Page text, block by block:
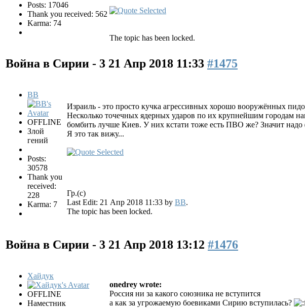
Posts: 17046
Thank you received: 562
Karma: 74
The topic has been locked.
Война в Сирии - 3 21 Апр 2018 11:33 #1475
BB
OFFLINE
Злой
гений
Posts:
30578
Thank you
received:
228
Karma: 7
Израиль - это просто кучка агрессивных хорошо вооружённых
Несколько точечных ядерных ударов по их крупнейшим городам
бомбить лучше Киев. У них кстати тоже есть ПВО же? Значит надо
Я это так вижу...
Гр.(с)
Last Edit: 21 Апр 2018 11:33 by BB.
The topic has been locked.
Война в Сирии - 3 21 Апр 2018 13:12 #1476
Хайдук
OFFLINE
Наместник
onedrey wrote:
Россия ни за какого союзника не вступится
а как за угрожаемую боевиками Сирию вступилась?